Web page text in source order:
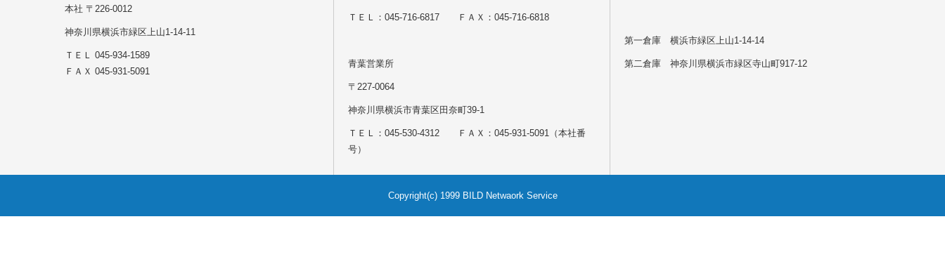
本社 〒226-0012
神奈川県横浜市緑区上山1-14-11
ＴＥＬ 045-934-1589
ＦＡＸ 045-931-5091
ＴＥＬ：045-716-6817 ＦＡＸ：045-716-6818
青葉営業所
〒227-0064
神奈川県横浜市青葉区田奈町39-1
ＴＥＬ：045-530-4312 ＦＡＸ：045-931-5091（本社番
号）
第一倉庫 横浜市緑区上山1-14-14
第二倉庫 神奈川県横浜市緑区寺山町917-12
Copyright(c) 1999 BILD Netwaork Service